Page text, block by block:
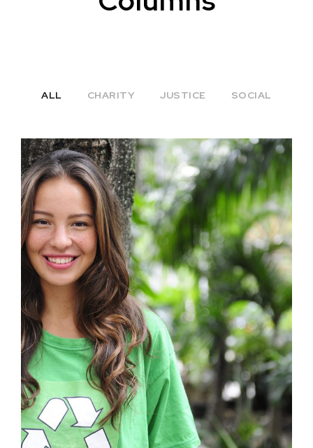
ALL CHARITY JUSTICE SOCIAL
Charity & Voluntary For Social
Charity / Social